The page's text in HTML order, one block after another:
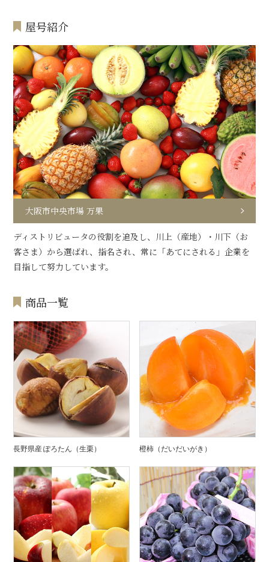
屋号紹介
大阪市中央市場 万果
ディストリビュータの役割を追及し、川上（産地）・川下（お
客さま）から選ばれ、指名され、常に「あてにされる」企業を
目指して努力しています。
商品一覧
長野県産 ぽろたん（生栗） 橙柿（だいだいがき）